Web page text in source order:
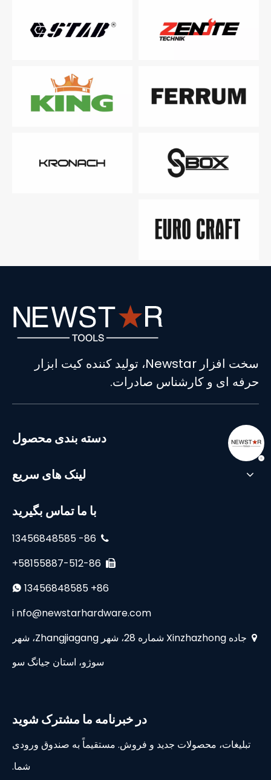
سخت افزار Newstar، تولید کننده کیت ابزار
حرفه ای و کارشناس صادرات.
دسته بندی محصول
لینک های سریع
با ما تماس بگیرید

86- 13456848585

58155887-512-86+
 13456848585 +86
i nfo@newstarhardware.com

جاده Xinzhazhong شماره 28، شهر Zhangjiagang، شهر
سوژو، استان جیانگ سو
در خبرنامه ما مشترک شوید
تبلیغات، محصولات جدید و فروش. مستقیماً به صندوق ورودی
شما.